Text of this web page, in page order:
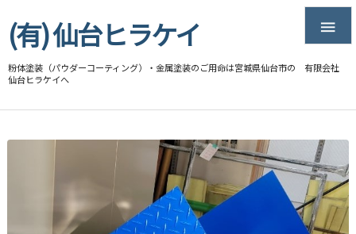
(有) 仙台ヒラケイ
粉体塗装（パウダーコーティング）・金属塗装のご用命は宮城県仙台市の 有限会社
仙台ヒラケイへ
